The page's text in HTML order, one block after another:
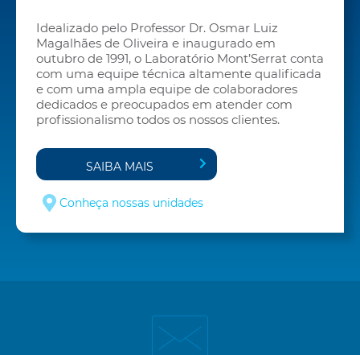
Idealizado pelo Professor Dr. Osmar Luiz
Magalhães de Oliveira e inaugurado em
outubro de 1991, o Laboratório Mont’Serrat conta
com uma equipe técnica altamente qualificada
e com uma ampla equipe de colaboradores
dedicados e preocupados em atender com
profissionalismo todos os nossos clientes.
SAIBA MAIS
Conheça nossas unidades